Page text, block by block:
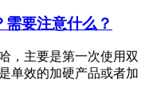
要注意什么？
，主要是第一次使用双
单效的加硬产品或者加